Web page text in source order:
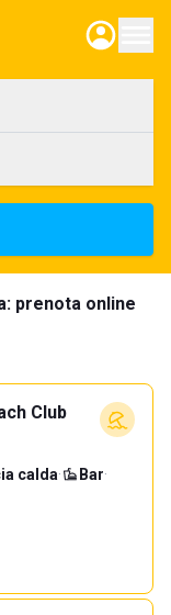
prenota online
Club
calda· Bar·